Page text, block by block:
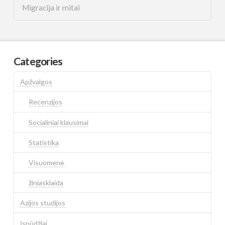
Migracija ir mitai
Categories
Apžvalgos
Recenzijos
Socialiniai klausimai
Statistika
Visuomenė
žiniasklaida
Azijos studijos
Įspūdžiai